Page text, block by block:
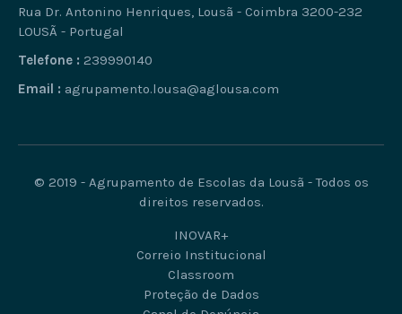
Rua Dr. Antonino Henriques, Lousã - Coimbra 3200-232
LOUSÃ - Portugal
Telefone : 239990140
Email : agrupamento.lousa@aglousa.com
© 2019 - Agrupamento de Escolas da Lousã - Todos os
direitos reservados.
INOVAR+
Correio Institucional
Classroom
Proteção de Dados